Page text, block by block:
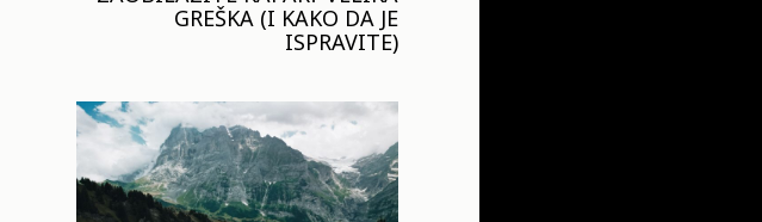
GREŠKA (I KAKO DA JE
ISPRAVITE)